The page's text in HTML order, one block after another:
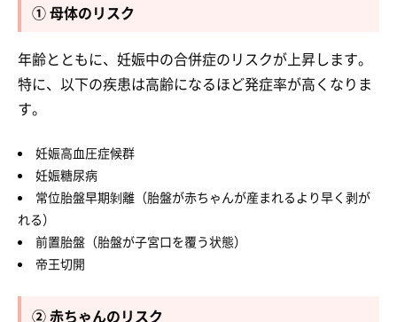
① 母体のリスク
年齢とともに、妊娠中の合併症のリスクが上昇します。
特に、以下の疾患は高齢になるほど発症率が高くなりま
す。
妊娠高血圧症候群
妊娠糖尿病
常位胎盤早期剝離（胎盤が赤ちゃんが産まれるより早く剥が
れる）
前置胎盤（胎盤が子宮口を覆う状態）
帝王切開
② 赤ちゃんのリスク